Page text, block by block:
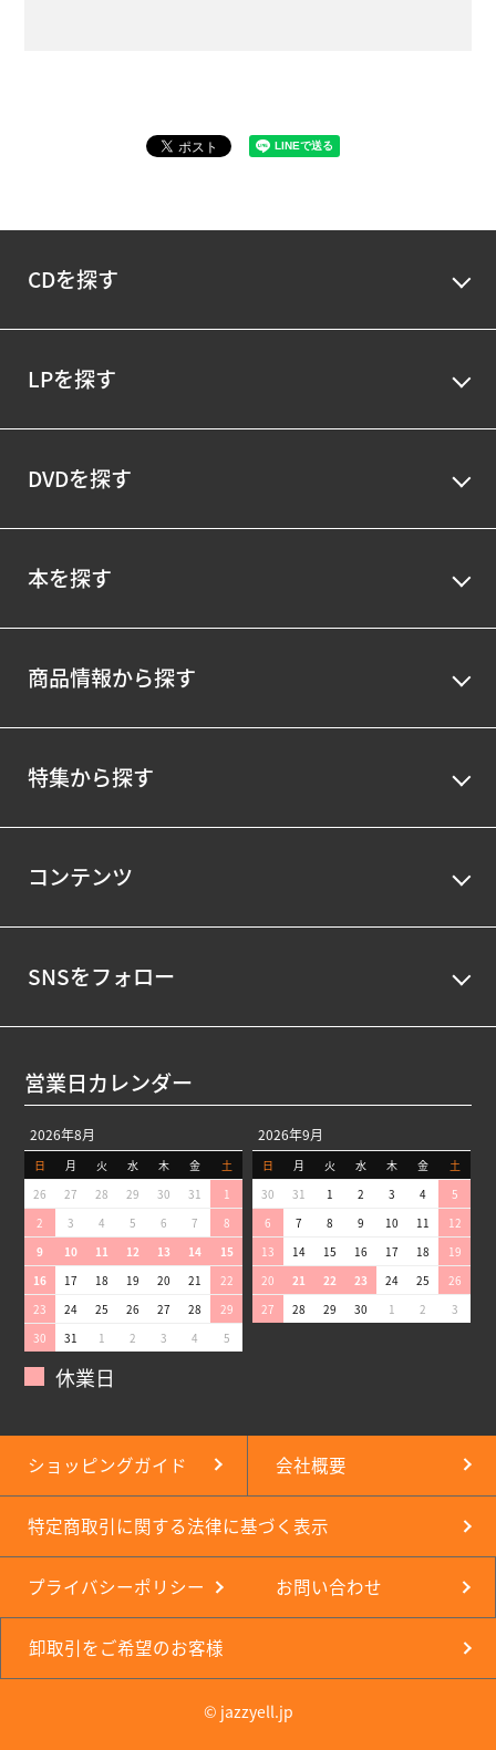
CDを探す
LPを探す
DVDを探す
本を探す
商品情報から探す
特集から探す
コンテンツ
SNSをフォロー
営業日カレンダー
2026年8月
日 月 火 水 木 金
土
26
27 28 29 30 31
1
2
3 4 5 6 7
8
9
10 11 12 13 14
15
16
17 18 19 20 21
22
23
24 25 26 27 28
29
30
31 1 2 3 4 5
2026年9月
日 月 火 水 木 金
土
30
31 1 2 3 4
5
6
7 8 9 10 11
12
13
14 15 16 17 18
19
20
21 22 23 24 25
26
27
28 29 30 1 2 3
休業日
ショッピングガイド 会社概要
特定商取引に関する法律に基づく表示
プライバシーポリシー お問い合わせ
卸取引をご希望のお客様
© jazzyell.jp